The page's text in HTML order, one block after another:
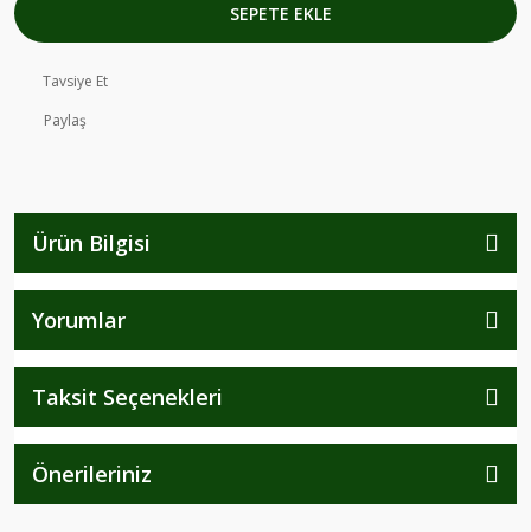
SEPETE EKLE
Tavsiye Et
Paylaş
Ürün Bilgisi
Yorumlar
Taksit Seçenekleri
Önerileriniz